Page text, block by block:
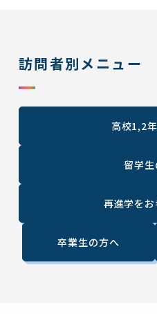
訪問者別メニュー
高校1,2
留学
再進学を
卒業生の方へ